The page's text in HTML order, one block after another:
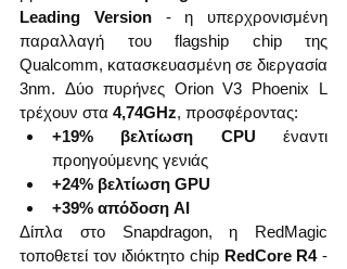
Leading Version - η υπερχρονισμένη
παραλλαγή του flagship chip της
Qualcomm, κατασκευασμένη σε διεργασία
3nm. Δύο πυρήνες Orion V3 Phoenix L
τρέχουν στα 4,74GHz, προσφέροντας:
+19% βελτίωση CPU έναντι
προηγούμενης γενιάς
+24% βελτίωση GPU
+39% απόδοση AI
Δίπλα στο Snapdragon, η RedMagic
τοποθετεί τον ιδιόκτητο chip RedCore R4 -